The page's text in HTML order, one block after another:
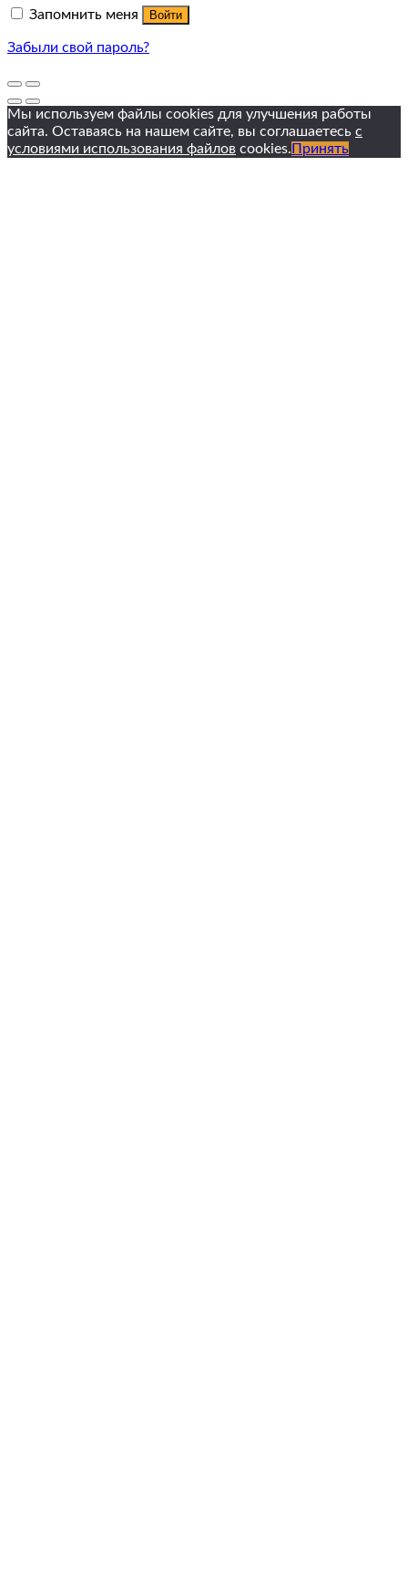
Запомнить меня Войти
Забыли свой пароль?
Мы используем файлы cookies для улучшения работы
сайта. Оставаясь на нашем сайте, вы соглашаетесь с
условиями использования файлов cookies. Принять